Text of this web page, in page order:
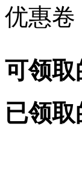
优惠卷
可领取
已领取